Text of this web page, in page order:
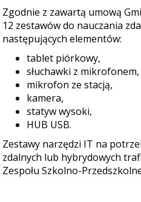
Zgodnie z zawartą umową
12 zestawów do nauczania
następujących elementów:
tablet piórkowy,
słuchawki z mikrofonem,
mikrofon ze stacją,
kamera,
statyw wysoki,
HUB USB.
Zestawy narzędzi IT na
zdalnych lub hybrydowych
Zespołu Szkolno-